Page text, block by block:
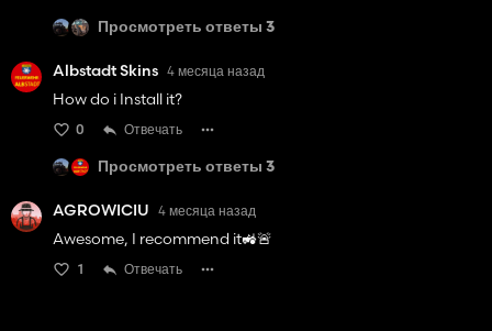
Просмотреть ответы 3
Albstadt Skins 4 месяца назад
How do i Install it?
0 Отвечать
Просмотреть ответы 3
AGROWICIU 4 месяца назад
Awesome, I recommend it🚜🚨
1 Отвечать